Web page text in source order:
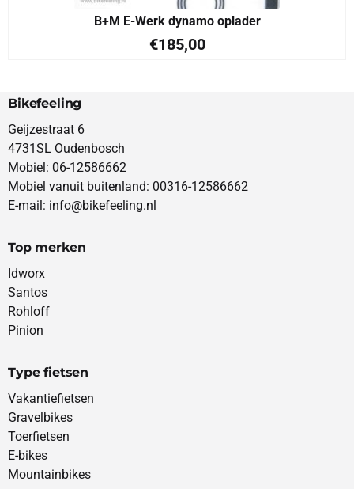
B+M E-Werk dynamo oplader
€185,00
Bikefeeling
Geijzestraat 6
4731SL Oudenbosch
Mobiel: 06-12586662
Mobiel vanuit buitenland: 00316-12586662
E-mail: info@bikefeeling.nl
Top merken
Idworx
Santos
Rohloff
Pinion
Type fietsen
Vakantiefietsen
Gravelbikes
Toerfietsen
E-bikes
Mountainbikes